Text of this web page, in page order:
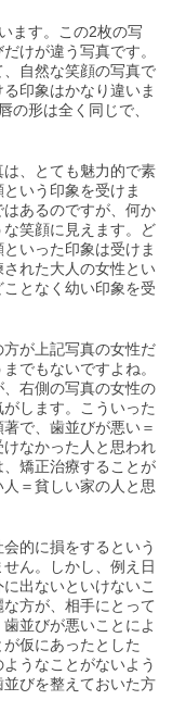
ます。この2枚の写
けが違う写真です。
自然な笑顔の写真で
印象はかなり違いま
の形は全く同じで、
、とても魅力的で素
いう印象を受けま
あるのですが、何か
笑顔に見えます。ど
いった印象は受けま
れた大人の女性とい
となく幼い印象を受
が上記写真の女性だ
でもないですよね。
右側の写真の女性の
します。こういった
で、歯並びが悪い＝
なかった人と思われ
矯正治療することが
＝貧しい家の人と思
的に損をするという
ん。しかし、例え日
出ないといけないこ
方が、相手にとって
並びが悪いことによ
仮にあったとした
うなことがないよう
びを整えておいた方